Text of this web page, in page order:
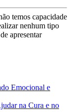
temos capacidade
nenhum tipo
apresentar
Emocional e
na Cura e no